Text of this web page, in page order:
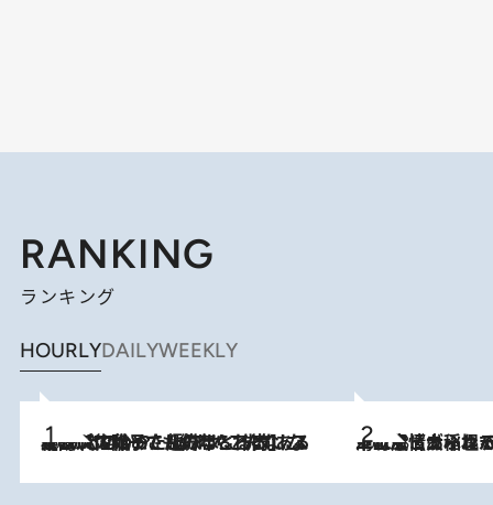
RANKING
ランキング
HOURLYDAILYWEEKLY
2026.8.5
【阿川佐和子さんの年とる力】なぜ70代で始めた趣味は“こんなに楽しい”のか？ ピアノ、俳句…スランプに陥っても続けられる“ある秘訣”とは 2026.8.5
下町風情あふれる台北屈指の人気エリア・大稲埕でセンスのいい台湾土産《ヴ